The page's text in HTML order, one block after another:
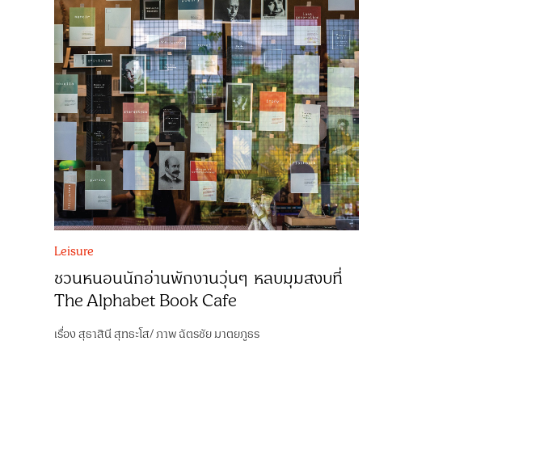
Leisure
ชวนหนอนนักอ่านพักงานวุ่นๆ หลบมุมสงบที่
The Alphabet Book Cafe
เรื่องสุธาสินี สุทธะโส/ภาพฉัตรชัย มาตยภูธร